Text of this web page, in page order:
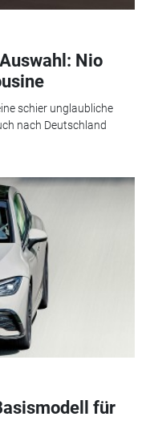
Nio
schier unglaubliche
nach Deutschland
für